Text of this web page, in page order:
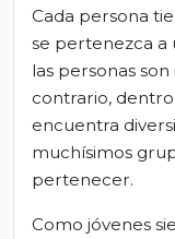
Cada persona
se pertenezca a
las personas
contrario,
encuentra
muchísimos
pertenecer.
Como jóvenes